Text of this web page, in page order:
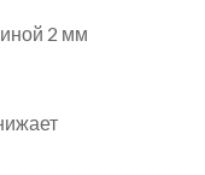
2 мм